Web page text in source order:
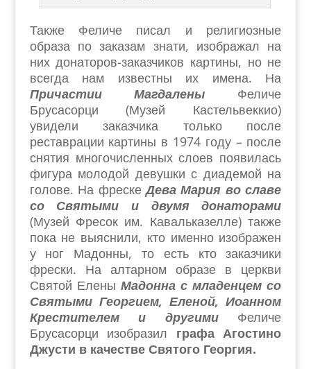
Также Феличе писал и религиозные
образа по заказам знати, изображал на
них донаторов-заказчиков картины, но не
всегда нам известны их имена. На
Причастии Магдалены Феличе
Брусасорци (Музей Кастельвеккио)
увидели заказчика только после
реставрации картины в 1974 году – после
снятия многочисленных слоев появилась
фигура молодой девушки с диадемой на
голове. На фрескеДева Мария во славе
со Святыми и двумя донаторами
(Музей Фресок им. Кавальказелле) также
пока не выяснили, кто именно изображен
у ног Мадонны, то есть кто заказчики
фрески. На алтарном образе в церкви
Святой Елены Мадонна с младенцем со
Святыми Георгием, Еленой, Иоанном
Крестителем и другимиФеличе
Брусасорци изобразил графа Агостино
Джусти в качестве Святого Георгия.